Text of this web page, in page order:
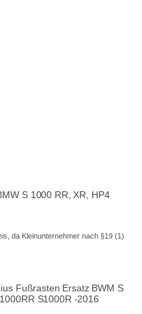
S 1000 RR, XR, HP4
da Kleinunternehmer nach §19 (1)
Fußrasten Ersatz BWM S
S1000R -2016